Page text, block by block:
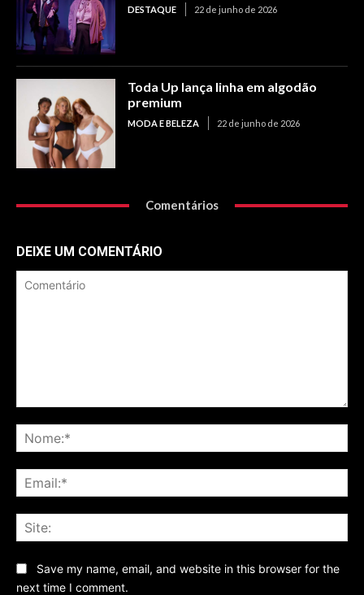
DESTAQUE 22 de junho de 2026
Toda Up lança linha em algodão
premium
MODA E BELEZA 22 de junho de 2026
Comentários
DEIXE UM COMENTÁRIO
Save my name, email, and website in this browser for the
next time I comment.